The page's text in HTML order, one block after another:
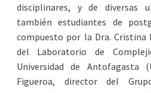
disciplinares, y de diversas
también estudiantes de
compuesto por la Dra.
del Laboratorio de
Universidad de Antofagasta
Figueroa, director del